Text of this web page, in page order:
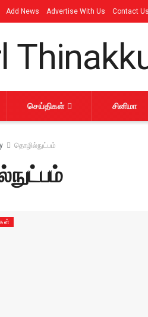
Add News Advertise With Us Contact Us
செய்திகள் சினிமா
தொழில்நுட்பம்